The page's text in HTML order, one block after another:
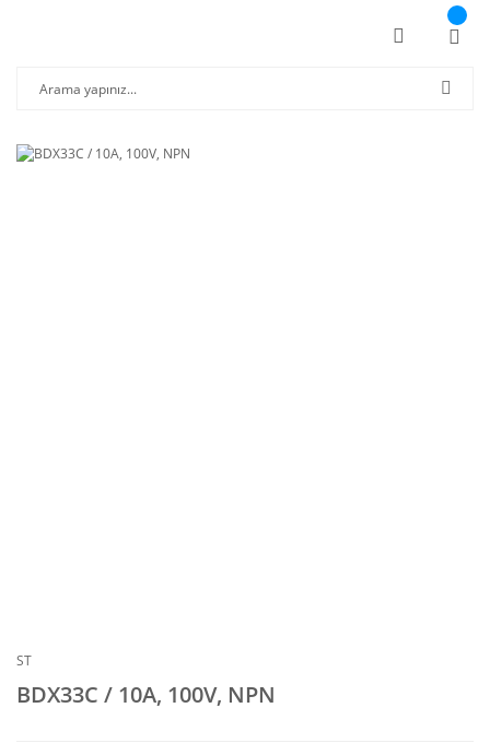
ST
BDX33C / 10A, 100V, NPN